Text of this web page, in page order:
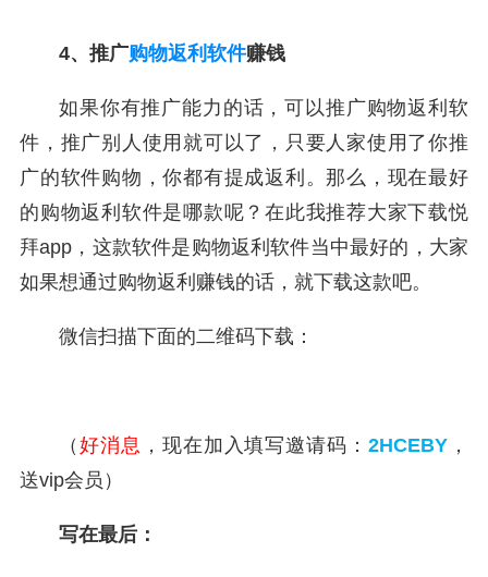
4、推广购物返利软件赚钱
如果你有推广能力的话，可以推广购物返利软
件，推广别人使用就可以了，只要人家使用了你推
广的软件购物，你都有提成返利。那么，现在最好
的购物返利软件是哪款呢？在此我推荐大家下载悦
拜app，这款软件是购物返利软件当中最好的，大家
如果想通过购物返利赚钱的话，就下载这款吧。
微信扫描下面的二维码下载：
（ 好消息 ，现在加入填写邀请码：2HCEBY ，
送vip会员）
写在最后：